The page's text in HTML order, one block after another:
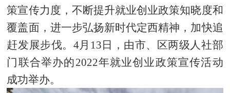
策宣传力度，不断提升就业创业政策知晓度和
覆盖面，进一步弘扬新时代定西精神，加快追
赶发展步伐。4月13日，由市、区两级人社部
门联合举办的2022年就业创业政策宣传活动
成功举办。